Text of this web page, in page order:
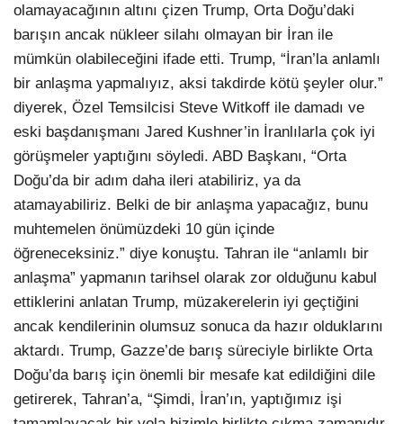
olamayacağının altını çizen Trump, Orta Doğu’daki
barışın ancak nükleer silahı olmayan bir İran ile
mümkün olabileceğini ifade etti. Trump, “İran’la anlamlı
bir anlaşma yapmalıyız, aksi takdirde kötü şeyler olur.”
diyerek, Özel Temsilcisi Steve Witkoff ile damadı ve
eski başdanışmanı Jared Kushner’in İranlılarla çok iyi
görüşmeler yaptığını söyledi. ABD Başkanı, “Orta
Doğu’da bir adım daha ileri atabiliriz, ya da
atamayabiliriz. Belki de bir anlaşma yapacağız, bunu
muhtemelen önümüzdeki 10 gün içinde
öğreneceksiniz.” diye konuştu. Tahran ile “anlamlı bir
anlaşma” yapmanın tarihsel olarak zor olduğunu kabul
ettiklerini anlatan Trump, müzakerelerin iyi geçtiğini
ancak kendilerinin olumsuz sonuca da hazır olduklarını
aktardı. Trump, Gazze’de barış süreciyle birlikte Orta
Doğu’da barış için önemli bir mesafe kat edildiğini dile
getirerek, Tahran’a, “Şimdi, İran’ın, yaptığımız işi